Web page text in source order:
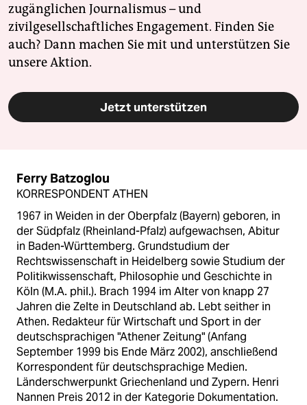
zugänglichen Journalismus – und
zivilgesellschaftliches Engagement. Finden Sie
auch? Dann machen Sie mit und unterstützen Sie
unsere Aktion.
Jetzt unterstützen
Ferry Batzoglou
KORRESPONDENT ATHEN
1967 in Weiden in der Oberpfalz (Bayern) geboren, in
der Südpfalz (Rheinland-Pfalz) aufgewachsen, Abitur
in Baden-Württemberg. Grundstudium der
Rechtswissenschaft in Heidelberg sowie Studium der
Politikwissenschaft, Philosophie und Geschichte in
Köln (M.A. phil.). Brach 1994 im Alter von knapp 27
Jahren die Zelte in Deutschland ab. Lebt seither in
Athen. Redakteur für Wirtschaft und Sport in der
deutschsprachigen "Athener Zeitung" (Anfang
September 1999 bis Ende März 2002), anschließend
Korrespondent für deutschsprachige Medien.
Länderschwerpunkt Griechenland und Zypern. Henri
Nannen Preis 2012 in der Kategorie Dokumentation.